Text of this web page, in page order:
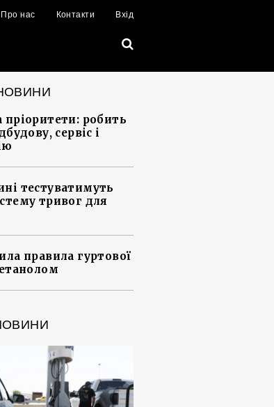
Про нас Контакти Вхід
пріоритети: робить
сервіс і
тестуватимуть
тривог для
правила гуртової